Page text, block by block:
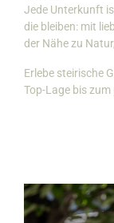
Jede Unterkunft
die bleiben: mit
der Nähe zu
Erlebe steirische
Top-Lage bis